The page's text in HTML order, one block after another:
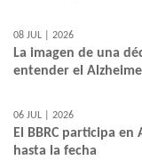
08 JUL | 2026
La imagen de una
entender el
06 JUL | 2026
El BBRC participa
hasta la fecha